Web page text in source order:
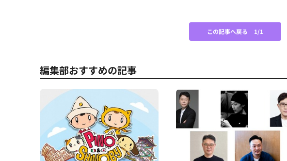
この記事へ戻る 1/1
編集部おすすめの記事